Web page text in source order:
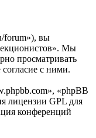
forum»), вы
Мы
просматривать
с ними.
«phpBB
лицензии GPL для
конференций